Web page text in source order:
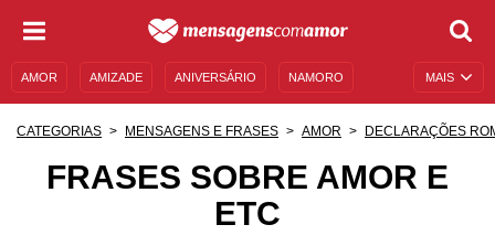
MAIS
AMOR AMIZADE ANIVERSÁRIO NAMORO
MENSAGENS DE ANIVERSÁRIO
CATEGORIAS MENSAGENS E FRASES AMOR DECLARAÇÕES
FRASES SOBRE AMOR E
ETC